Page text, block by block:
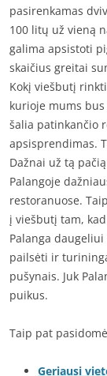
pasirenkamas
100 litų už vieną
galima apsistoti
skaičius greitai
Kokį viešbutį
kurioje mums
šalia patinkančio
apsisprendimas.
Dažnai už tą
Palangoje
restoranuose.
į viešbutį tam,
Palanga
pailsėti ir
pušynais. Juk
puikus.
Taip pat
Geriausi